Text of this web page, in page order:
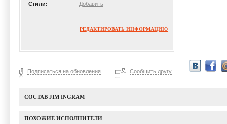
Стили:
Добавить
РЕДАКТИРОВАТЬ ИНФОРМАЦИЮ
Подписаться на обновления Сообщить другу
СОСТАВ JIM INGRAM
ПОХОЖИЕ ИСПОЛНИТЕЛИ